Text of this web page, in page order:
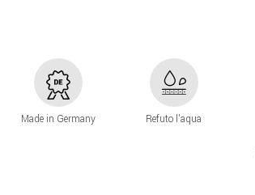
Made in Germany Refuto l'aqua